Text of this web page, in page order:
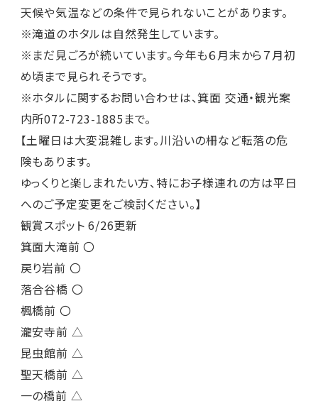
天候や気温などの条件で見られないことがあります。
※滝道のホタルは自然発生しています。
※まだ見ごろが続いています。今年も６月末から７月初
め頃まで見られそうです。
※ホタルに関するお問い合わせは、箕面 交通・観光案
内所072-723-1885まで。
【土曜日は大変混雑します。川沿いの柵など転落の危
険もあります。
ゆっくりと楽しまれたい方、特にお子様連れの方は平日
へのご予定変更をご検討ください。】
観賞スポット 6/26更新
箕面大滝前 〇
戻り岩前 〇
落合谷橋 〇
楓橋前 〇
瀧安寺前 △
昆虫館前 △
聖天橋前 △
一の橋前 △